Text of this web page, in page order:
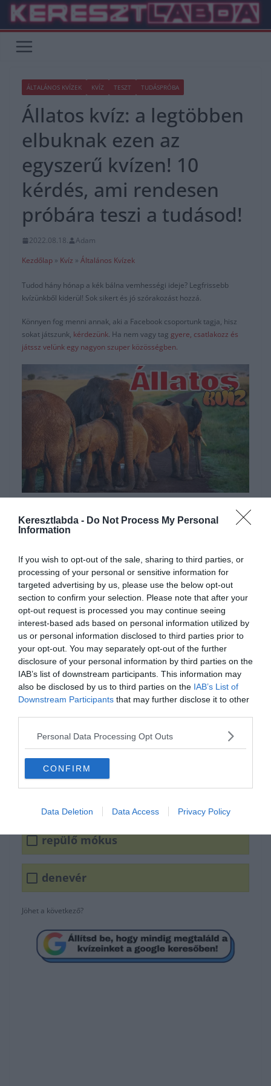
Keresztlabda - Do Not Process My Personal
Information
If you wish to opt-out of the sale, sharing to third parties, or
processing of your personal or sensitive information for
targeted advertising by us, please use the below opt-out
section to confirm your selection. Please note that after your
opt-out request is processed you may continue seeing
interest-based ads based on personal information utilized by
us or personal information disclosed to third parties prior to
your opt-out. You may separately opt-out of the further
disclosure of your personal information by third parties on the
IAB’s list of downstream participants. This information may
also be disclosed by us to third parties on the IAB’s List of
Downstream Participants that may further disclose it to other
Personal Data Processing Opt Outs
CONFIRM
Data Deletion Data Access Privacy Policy
Skip
content
ÁLTALÁNOS KVÍZEK KVÍZ TESZT TUDÁSPRÓBA
Állatos kvíz: a legtöbben
elbuknak ezen az
egyszerű kvízen! 10
kérdés, ami rendesen
próbára teszi a tudásod!
2022.08.18.
Adam
Kezdőlap » Kvíz » Általános Kvízek
Tudod hány hónap a kék bálna vemhességi ideje? Legfrissebb
kvízünkből kiderül! Sok sikert és jó szórakozást hozzá.
Könnyen fog menni annak, aki a Facebook csoportunk tagja, hisz
sokat játszunk, kérdezünk. Ha nem vagy tag gyere, csatlakozz és
játssz velünk egy nagyon szuper közösségben.
Készen állsz?
Melyik emlős képes
igazából repülni?
repülő mókus
denevér
Jöhet a következő?